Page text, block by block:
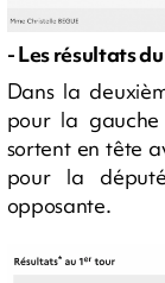
- Les résultats
Dans la
pour la
sortent en tête
pour la
opposante.